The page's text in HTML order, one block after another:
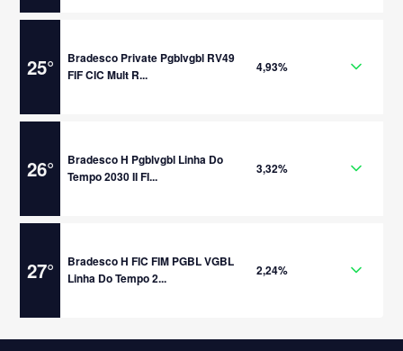
25°
Bradesco Private Pgblvgbl RV49
FIF CIC Mult R...
4,93%
26°
Bradesco H Pgblvgbl Linha Do
Tempo 2030 II FI...
3,32%
27°
Bradesco H FIC FIM PGBL VGBL
Linha Do Tempo 2...
2,24%